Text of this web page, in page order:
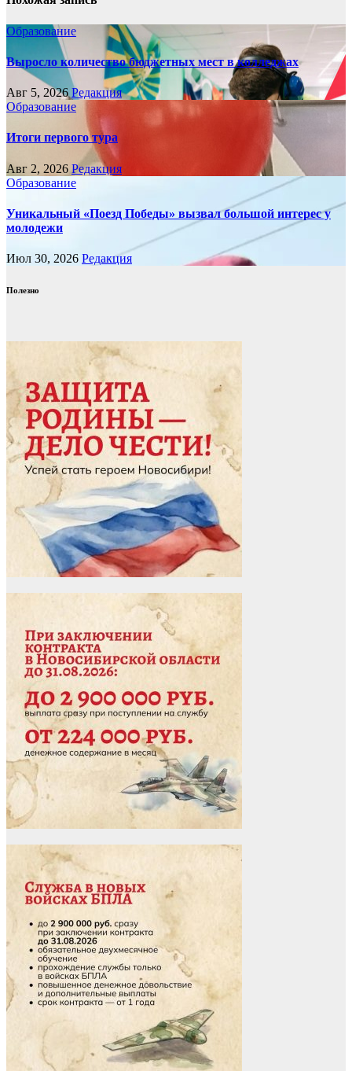
Образование
Выросло количество бюджетных мест в колледжах
Авг 5, 2026Редакция
Образование
Итоги первого тура
Авг 2, 2026 Редакция
Образование
Уникальный «Поезд Победы» вызвал большой интерес у
молодежи
Июл 30, 2026 Редакция
Полезно